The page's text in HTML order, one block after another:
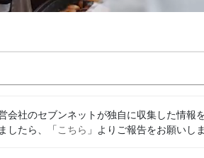
会社のセブンネットが独自に収集した情
したら、「こちら 」よりご報告をお願いしま